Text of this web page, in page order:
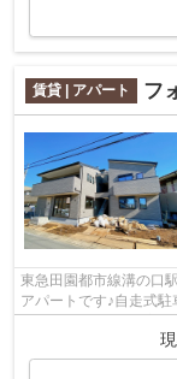
賃貸 | アパート フ
東急田園都市線溝の口
アパートです♪自走式駐
す♪こだわりの不動産情